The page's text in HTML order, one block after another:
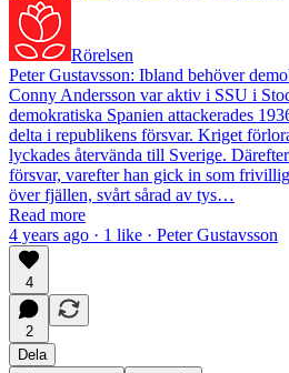
Rörelsen
Peter Gustavsson: Ibland behöver
Conny Andersson var aktiv i SSU i
demokratiska Spanien attackerades
delta i republikens försvar. Kriget
lyckades återvända till Sverige.
försvar, varefter han gick in som
över fjällen, svårt sårad av tys…
Read more
4 years ago · 1 like · Peter Gustavsson
4
2
Dela